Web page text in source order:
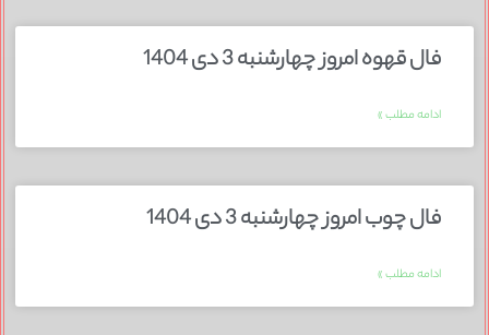
فال قهوه امروز چهارشنبه 3 دی 1404
ادامه مطلب »
فال چوب امروز چهارشنبه 3 دی 1404
ادامه مطلب »